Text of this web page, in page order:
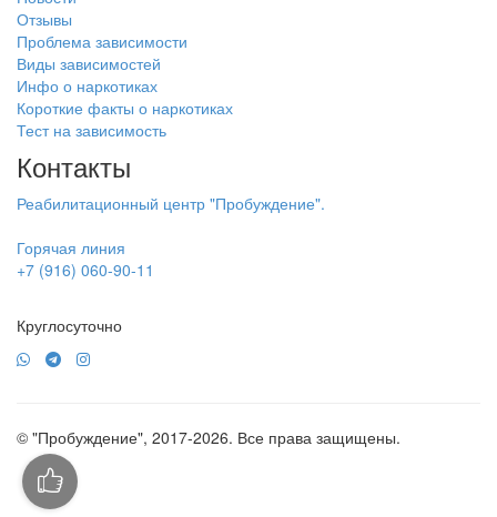
Отзывы
Проблема зависимости
Виды зависимостей
Инфо о наркотиках
Короткие факты о наркотиках
Тест на зависимость
Контакты
Реабилитационный центр "Пробуждение".
Горячая линия
+7 (916) 060-90-11
Круглосуточно
© "Пробуждение", 2017-2026. Все права защищены.
Политика конфиденциальности
Пользовательское соглашение